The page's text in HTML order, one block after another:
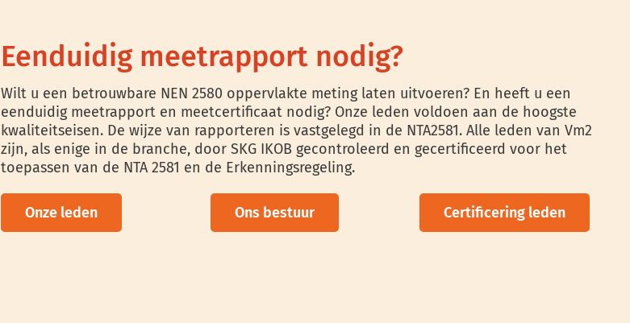
Eenduidig meetrapport nodig?
Wilt u een betrouwbare NEN 2580 oppervlakte meting laten uitvoeren? En heeft u een
eenduidig meetrapport en meetcertificaat nodig? Onze leden voldoen aan de hoogste
kwaliteitseisen. De wijze van rapporteren is vastgelegd in de NTA2581. Alle leden van Vm2
zijn, als enige in de branche, door SKG IKOB gecontroleerd en gecertificeerd voor het
toepassen van de NTA 2581 en de Erkenningsregeling.
Onze leden Ons bestuur Certificering leden